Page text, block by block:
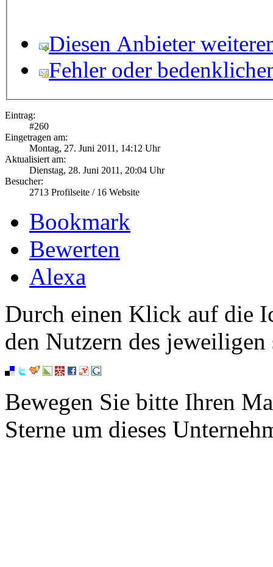
Diesen Anbieter
Fehler oder
Eintrag:
#260
Eingetragen am:
Montag, 27. Juni 2011, 14:12 Uhr
Aktualisiert am:
Dienstag, 28. Juni 2011, 20:04 Uhr
Besucher:
2713 Profilseite / 16 Website
Bookmark
Bewerten
Alexa
Durch einen Klick auf die
den Nutzern des
Bewegen Sie bitte Ihren
Sterne um dieses